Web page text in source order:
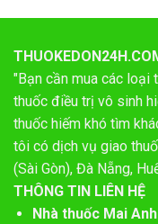
"Bạn cần mua các loại
thuốc điều trị vô sinh
thuốc hiếm khó tìm
tôi có dịch vụ giao
(Sài Gòn), Đà Nẵng,
THÔNG TIN LIÊN HỆ
Nhà thuốc Mai